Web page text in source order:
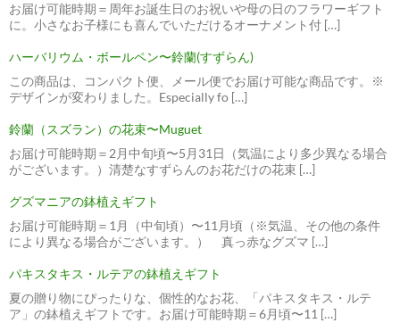
お届け可能時期＝周年お誕生日のお祝いや母の日のフラワーギフト
に。小さなお子様にも喜んでいただけるオーナメント付 […]
ハーバリウム・ボールペン〜鈴蘭(すずらん)
この商品は、コンパクト便、メール便でお届け可能な商品です。※
デザインが変わりました。Especially fo […]
鈴蘭（スズラン）の花束〜Muguet
お届け可能時期＝2月中旬頃〜5月31日（気温により多少異なる場合
がございます。）清楚なすずらんのお花だけの花束 […]
グズマニアの鉢植えギフト
お届け可能時期＝1月（中旬頃）〜11月頃（※気温、その他の条件
により異なる場合がございます。） 真っ赤なグズマ […]
パキスタキス・ルテアの鉢植えギフト
夏の贈り物にぴったりな、個性的なお花、「パキスタキス・ルテ
ア」の鉢植えギフトです。お届け可能時期＝6月頃〜11 […]